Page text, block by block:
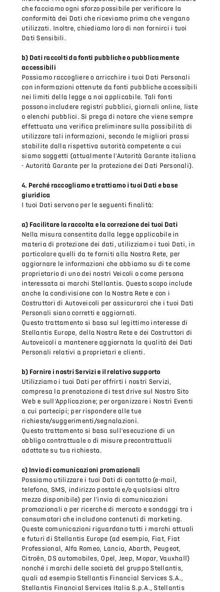
che facciamo ogni sforzo possibile per verificare la
conformità dei Dati che riceviamo prima che vengano
utilizzati. Inoltre, chiediamo loro di non fornirci i tuoi
Dati Sensibili.
b) Dati raccolti da fonti pubbliche o pubblicamente
accessibili
Possiamo raccogliere o arricchire i tuoi Dati Personali
con informazioni ottenute da fonti pubbliche accessibili
nei limiti della legge a noi applicabile. Tali fonti
possono includere registri pubblici, giornali online, liste
o elenchi pubblici. Si prega di notare che viene sempre
effettuata una verifica preliminare sulla possibilità di
utilizzare tali informazioni, secondo le migliori prassi
stabilite dalla rispettiva autorità competente a cui
siamo soggetti (attualmente l'Autorità Garante italiana
- Autorità Garante per la protezione dei Dati Personali).
4. Perché raccogliamo e trattiamo i tuoi Dati e base
giuridica
I tuoi Dati servono per le seguenti finalità:
a) Facilitare la raccolta e la correzione dei tuoi Dati
Nella misura consentita dalla legge applicabile in
materia di protezione dei dati, utilizziamo i tuoi Dati, in
particolare quelli da te forniti alla Nostra Rete, per
aggiornare le informazioni che abbiamo su di te come
proprietario di uno dei nostri Veicoli o come persona
interessata ai marchi Stellantis. Questo scopo include
anche la condivisione con la Nostra Rete e con i
Costruttori di Autoveicoli per assicurarci che i tuoi Dati
Personali siano corretti e aggiornati.
Questo trattamento si basa sul legittimo interesse di
Stellantis Europe, della Nostra Rete e dei Costruttori di
Autoveicoli a mantenere aggiornata la qualità dei Dati
Personali relativi a proprietari e clienti.
b) Fornire i nostri Servizi e il relativo supporto
Utilizziamo i tuoi Dati per offrirti i nostri Servizi,
compresa la prenotazione di test drive sul Nostro Sito
Web e sull'Applicazione; per organizzare i Nostri Eventi
a cui partecipi; per rispondere alle tue
richieste/suggerimenti/segnalazioni.
Questo trattamento si basa sull'esecuzione di un
obbligo contrattuale o di misure precontrattuali
adottate su tua richiesta.
c) Invio di comunicazioni promozionali
Possiamo utilizzare i tuoi Dati di contatto (e-mail,
telefono, SMS, indirizzo postale e/o qualsiasi altro
mezzo disponibile) per l'invio di comunicazioni
promozionali o per ricerche di mercato e sondaggi tra i
consumatori che includono contenuti di marketing.
Queste comunicazioni riguardano tutti i marchi attuali
e futuri di Stellantis Europe (ad esempio, Fiat, Fiat
Professional, Alfa Romeo, Lancia, Abarth, Peugeot,
Citroên, DS automobiles, Opel, Jeep, Mopar, Vauxhall)
nonché i marchi delle società del gruppo Stellantis,
quali ad esempio Stellantis Financial Services S.A.,
Stellantis Financial Services Italia S.p.A., Stellantis